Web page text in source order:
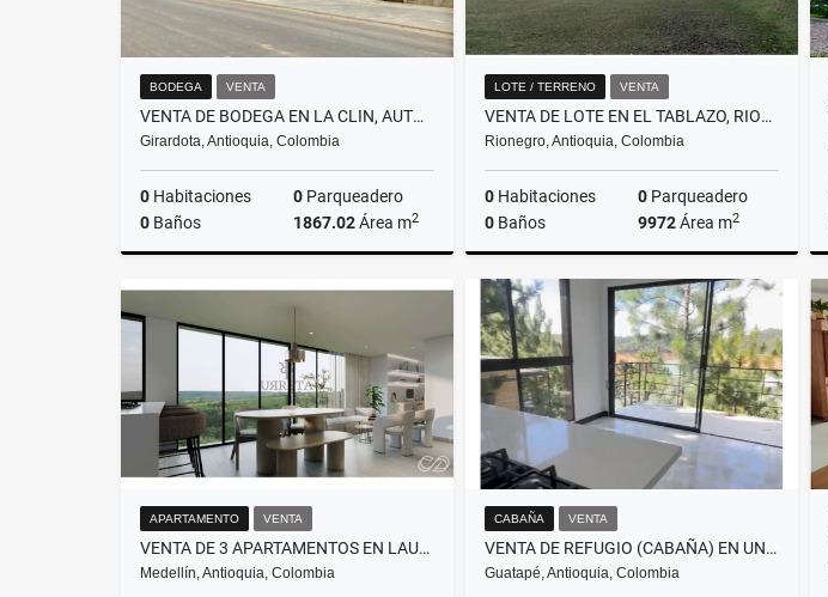
BODEGA VENTA
VENTA DE BODEGA EN LA CLIN, AUTOPISTA NORTE (BELLO-HATILLO)
Girardota, Antioquia, Colombia
0 Habitaciones 0 Parqueadero
0 Baños 1867.02Área m2
Venta
$9.250.000.000
LOTE / TERRENO VENTA
VENTA DE LOTE EN EL TABLAZO, RIONEGRO
Rionegro, Antioquia, Colombia
0 Habitaciones 0 Parqueadero
0 Baños 9972Área m2
Venta
$1.900.000.000
APARTAMENTO VENTA
VENTA DE 3 APARTAMENTOS EN LAURELES PARA AIRBNB RENTAS CORTAS
Medellín, Antioquia, Colombia
CABAÑA VENTA
VENTA DE REFUGIO (CABAÑA) EN UNIDAD CERRADA, SALIDA AL EMBALSE GUATAPE
Guatapé, Antioquia, Colombia